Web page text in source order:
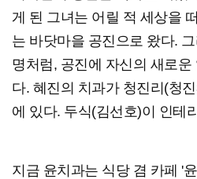
게 된 그녀는 어릴 적 세상을
는 바닷마을 공진으로 왔다.
명처럼, 공진에 자신의 새로운
다. 혜진의 치과가 청진리(청
에 있다. 두식(김선호)이 인테
지금 윤치과는 식당 겸 카페 '